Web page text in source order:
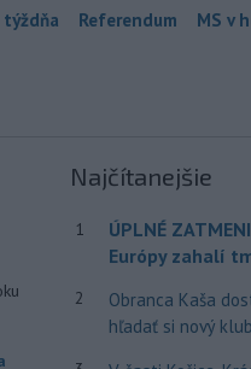
Referendum MS v
Najčítanejšie
1
ÚPLNÉ
Európy zahalí
2
Obranca Kaša
hľadať si nový klub